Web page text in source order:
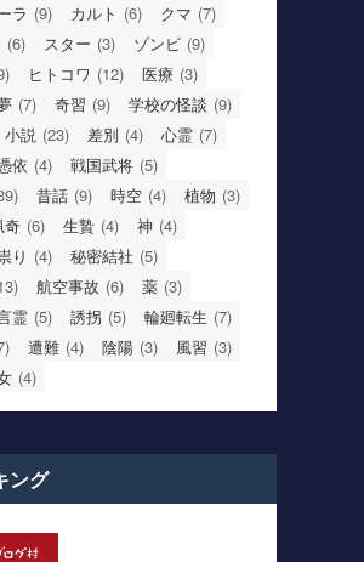
ラ (9) カルト (6) クマ (7)
(6) スター (3) ゾンビ (9)
ヒトコワ (12) 医療 (3)
(7) 奇習 (9) 学校の怪談 (9)
小説 (23) 差別 (4) 心霊 (7)
依 (4) 戦国武将 (5)
昔話 (9) 時空 (4) 植物 (3)
奇 (6) 生贄 (4) 神 (4)
り (4) 秘密結社 (5)
航空事故 (6) 薬 (3)
霊 (5) 誘拐 (5) 輪廻転生 (7)
遭難 (4) 陰陽 (3) 風習 (3)
(4)
ング